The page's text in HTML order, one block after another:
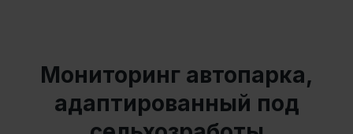
Мониторинг автопарка,
адаптированный под